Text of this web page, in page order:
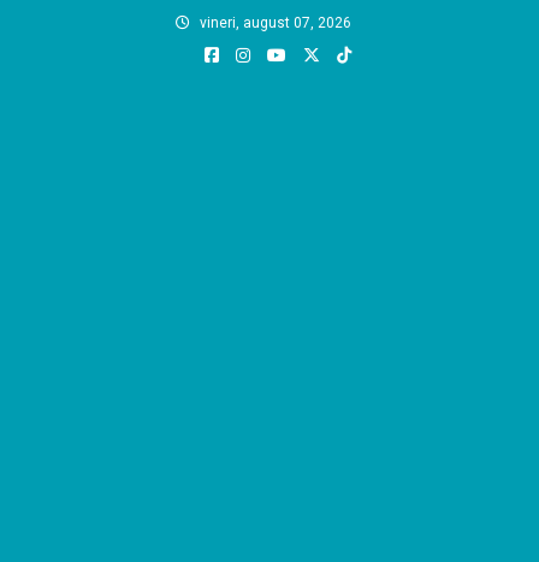
vineri, august 07, 2026